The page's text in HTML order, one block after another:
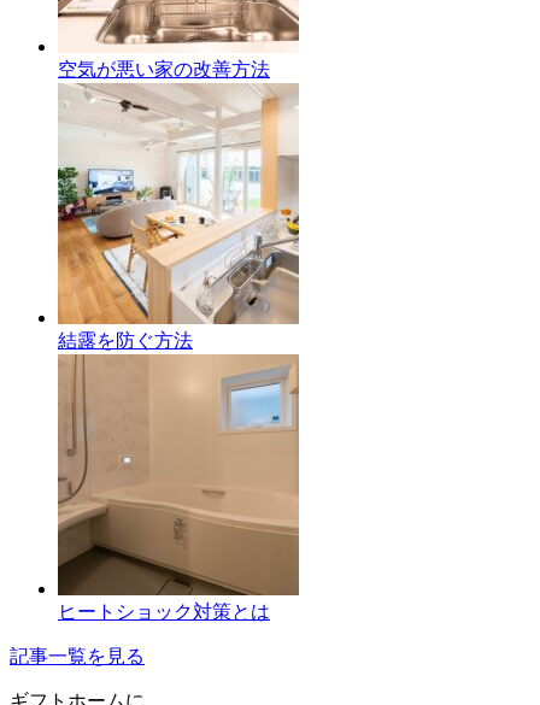
空気が悪い家の改善方法
結露を防ぐ方法
ヒートショック対策とは
記事一覧を見る
ギフトホームに